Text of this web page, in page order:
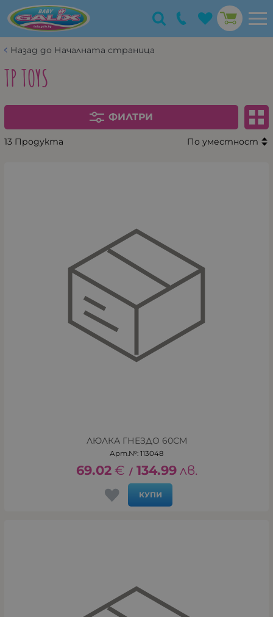
Назад до Началната страница
TP TOYS
ФИЛТРИ
13 Продукта По уместност
ЛЮЛКА ГНЕЗДО 60СМ
Арт.№: 113048
69.02 € / 134.99 лв.
КУПИ